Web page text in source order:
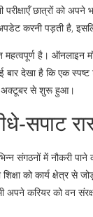
छात्रों को
करनी पड़ती है,
महत्वपूर्ण है।
देखा है कि एक
अक्टूबर से शुरू हुआ।
संगठनों में नौकरी
शिक्षा को कार्य क्षेत्र
अपने करियर को वन